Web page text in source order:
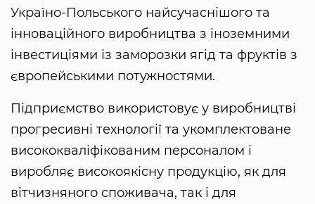
Україно-Польського найсучаснішого та
інноваційного виробництва з іноземними
інвестиціями із заморозки ягід та фруктів з
європейськими потужностями.
Підприємство використовує у виробництві
прогресивні технології та укомплектоване
висококваліфікованим персоналом і
виробляє високоякісну продукцію, як для
вітчизняного споживача, так і для